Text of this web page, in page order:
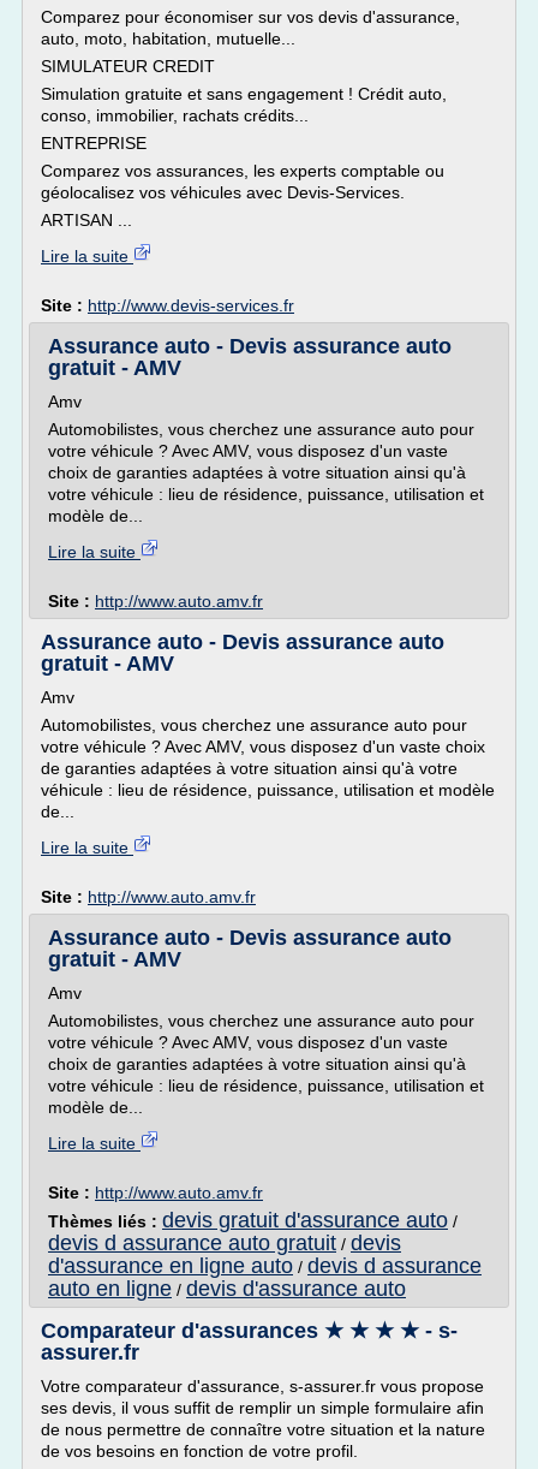
Comparez pour économiser sur vos devis d'assurance,
auto, moto, habitation, mutuelle...
SIMULATEUR CREDIT
Simulation gratuite et sans engagement ! Crédit auto,
conso, immobilier, rachats crédits...
ENTREPRISE
Comparez vos assurances, les experts comptable ou
géolocalisez vos véhicules avec Devis-Services.
ARTISAN ...
Lire la suite
Site : http://www.devis-services.fr
Assurance auto - Devis assurance auto
gratuit - AMV
Amv
Automobilistes, vous cherchez une assurance auto pour
votre véhicule ? Avec AMV, vous disposez d'un vaste
choix de garanties adaptées à votre situation ainsi qu'à
votre véhicule : lieu de résidence, puissance, utilisation et
modèle de...
Lire la suite
Site : http://www.auto.amv.fr
Assurance auto - Devis assurance auto
gratuit - AMV
Amv
Automobilistes, vous cherchez une assurance auto pour
votre véhicule ? Avec AMV, vous disposez d'un vaste choix
de garanties adaptées à votre situation ainsi qu'à votre
véhicule : lieu de résidence, puissance, utilisation et modèle
de...
Lire la suite
Site : http://www.auto.amv.fr
Assurance auto - Devis assurance auto
gratuit - AMV
Amv
Automobilistes, vous cherchez une assurance auto pour
votre véhicule ? Avec AMV, vous disposez d'un vaste
choix de garanties adaptées à votre situation ainsi qu'à
votre véhicule : lieu de résidence, puissance, utilisation et
modèle de...
Lire la suite
Site : http://www.auto.amv.fr
Thèmes liés : devis gratuit d'assurance auto /
devis d assurance auto gratuit / devis
d'assurance en ligne auto / devis d assurance
auto en ligne / devis d'assurance auto
Comparateur d'assurances ★ ★ ★ ★ - s-
assurer.fr
Votre comparateur d'assurance, s-assurer.fr vous propose
ses devis, il vous suffit de remplir un simple formulaire afin
de nous permettre de connaître votre situation et la nature
de vos besoins en fonction de votre profil.